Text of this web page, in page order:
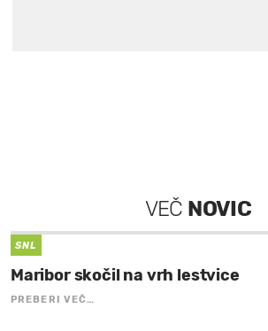
VEČ NOVIC
SNL
Maribor skočil na vrh lestvice
PREBERI VEČ…